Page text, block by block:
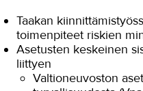
Taakan
toimenpiteet riskien
Asetusten keskeinen
liittyen
Valtioneuvoston